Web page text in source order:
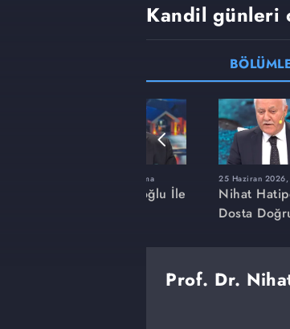
Kandil günleri
23 Ocak 2026, Cuma
Nihat Hatipoğlu İle
25 Haziran 2026,
Nihat
Dosta
Prof. Dr.